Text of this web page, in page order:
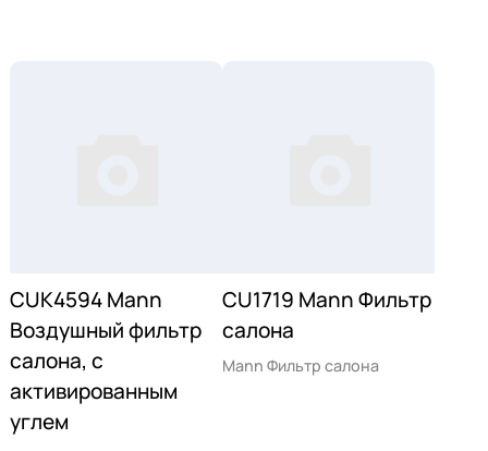
CUK4594 Mann
Воздушный фильтр
салона, с
активированным
углем
CU1719 Mann Фильтр
салона
Mann Фильтр салона